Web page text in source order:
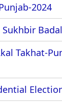
2024
Takhat-